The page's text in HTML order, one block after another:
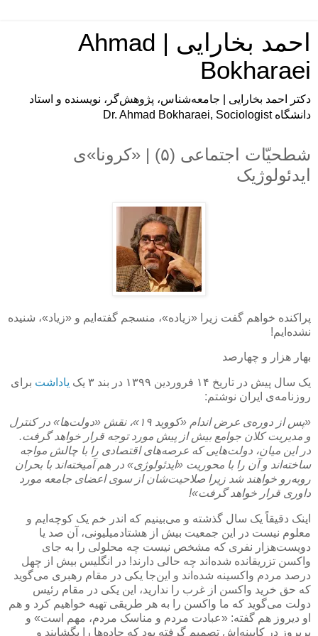
احمد بخارایی | Ahmad
Bokharaei
دکتر احمد بخارایی | جامعه‌شناس، پژوهش‌گر، نویسنده و استاد
دانشگاه Dr. Ahmad Bokharaei, Sociologist
شطحیّات اجتماعی (۵) | «کرونا»ی
ایدئولوژیک
پراکنده خواهم گفت زیرا «زیاده»، منسجم گفته‌ایم و «زیاد»، شنیده‌
نشده‌ایم!
بهار هزار و چهارصد
یک سال پیش در تاریخ ۱۴ فروردین ۱۳۹۹ در بند ۳ یک یاداشت برای
روزنامه‌ی ایران نوشتم:
«پس از دوره‌ی عرض اندام «کووید ۱۹»، نقش «دولت‌ها» در کنترل
و مدیریت کلان جوامع بیش از پیش مورد توجه قرار خواهد گرفت.
در این میان، دولت‌هایی که عرصه‌های اقتصادی را با چالش مواجه
ساخته‌‌اند و آن را با محوریت «ایدئولوژی» در هم آمیخته‌اند با بحران
روبه‌رو خواهند شد زیرا صلاحیت‌شان از سوی اعضای جامعه مورد
داوری قرار خواهد ‌گرفت»!
اینک دقیقاً یک سال گذشته و می‌بینیم که اندر خم یک کوچه‌ایم و
معلوم نیست در این جمعیت بیش از هشتادمیلیونی، آن صد یا
دویست‌هزار نفری که مشخص نیست چه محلولی را به جای
واکسن تزریقانده‌ شده‌اند چه حالی دارند! در انگلیس بیش از چهل
درصد مردم واکسینه شده‌اند و این‌جا یکی در مقام رهبری می‌گوید
که حق خرید واکسن از غرب را ندارید، این یکی در مقام رئیس
دولت می‌گوید که ما واکسن را به هر طریقی تهیه خواهیم کرد و هم
او دیروز هم گفته: «عبادت مردم و مناسک مردم، مهم است» و
پریروز در کابینه‌اش تصمیم گرفته بود که جاده‌ها را بگشایند و